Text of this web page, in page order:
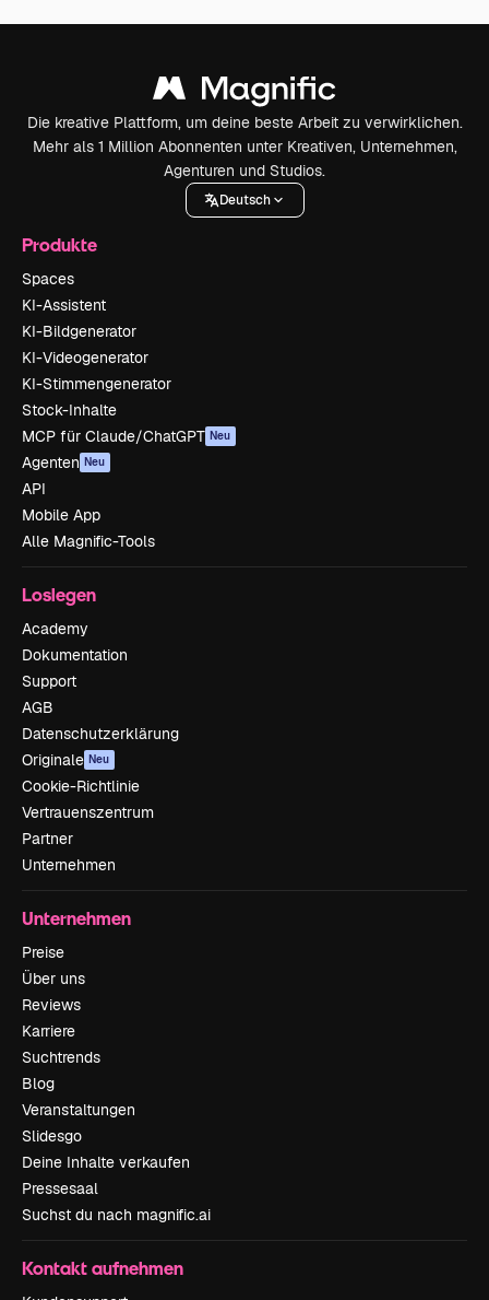
Die kreative Plattform, um deine beste Arbeit zu verwirklichen.
Mehr als 1 Million Abonnenten unter Kreativen, Unternehmen,
Agenturen und Studios.
Deutsch
Produkte
Spaces
KI-Assistent
KI-Bildgenerator
KI-Videogenerator
KI-Stimmengenerator
Stock-Inhalte
MCP für Claude/ChatGPT Neu
Agenten Neu
API
Mobile App
Alle Magnific-Tools
Loslegen
Academy
Dokumentation
Support
AGB
Datenschutzerklärung
Originale Neu
Cookie-Richtlinie
Vertrauenszentrum
Partner
Unternehmen
Unternehmen
Preise
Über uns
Reviews
Karriere
Suchtrends
Blog
Veranstaltungen
Slidesgo
Deine Inhalte verkaufen
Pressesaal
Suchst du nach magnific.ai
Kontakt aufnehmen